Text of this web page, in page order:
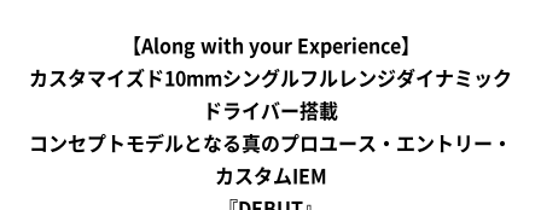
【Along with your Experience】
カスタマイズド10mmシングルフルレンジダイナミック
ドライバー搭載
コンセプトモデルとなる真のプロユース・エントリー・
カスタムIEM